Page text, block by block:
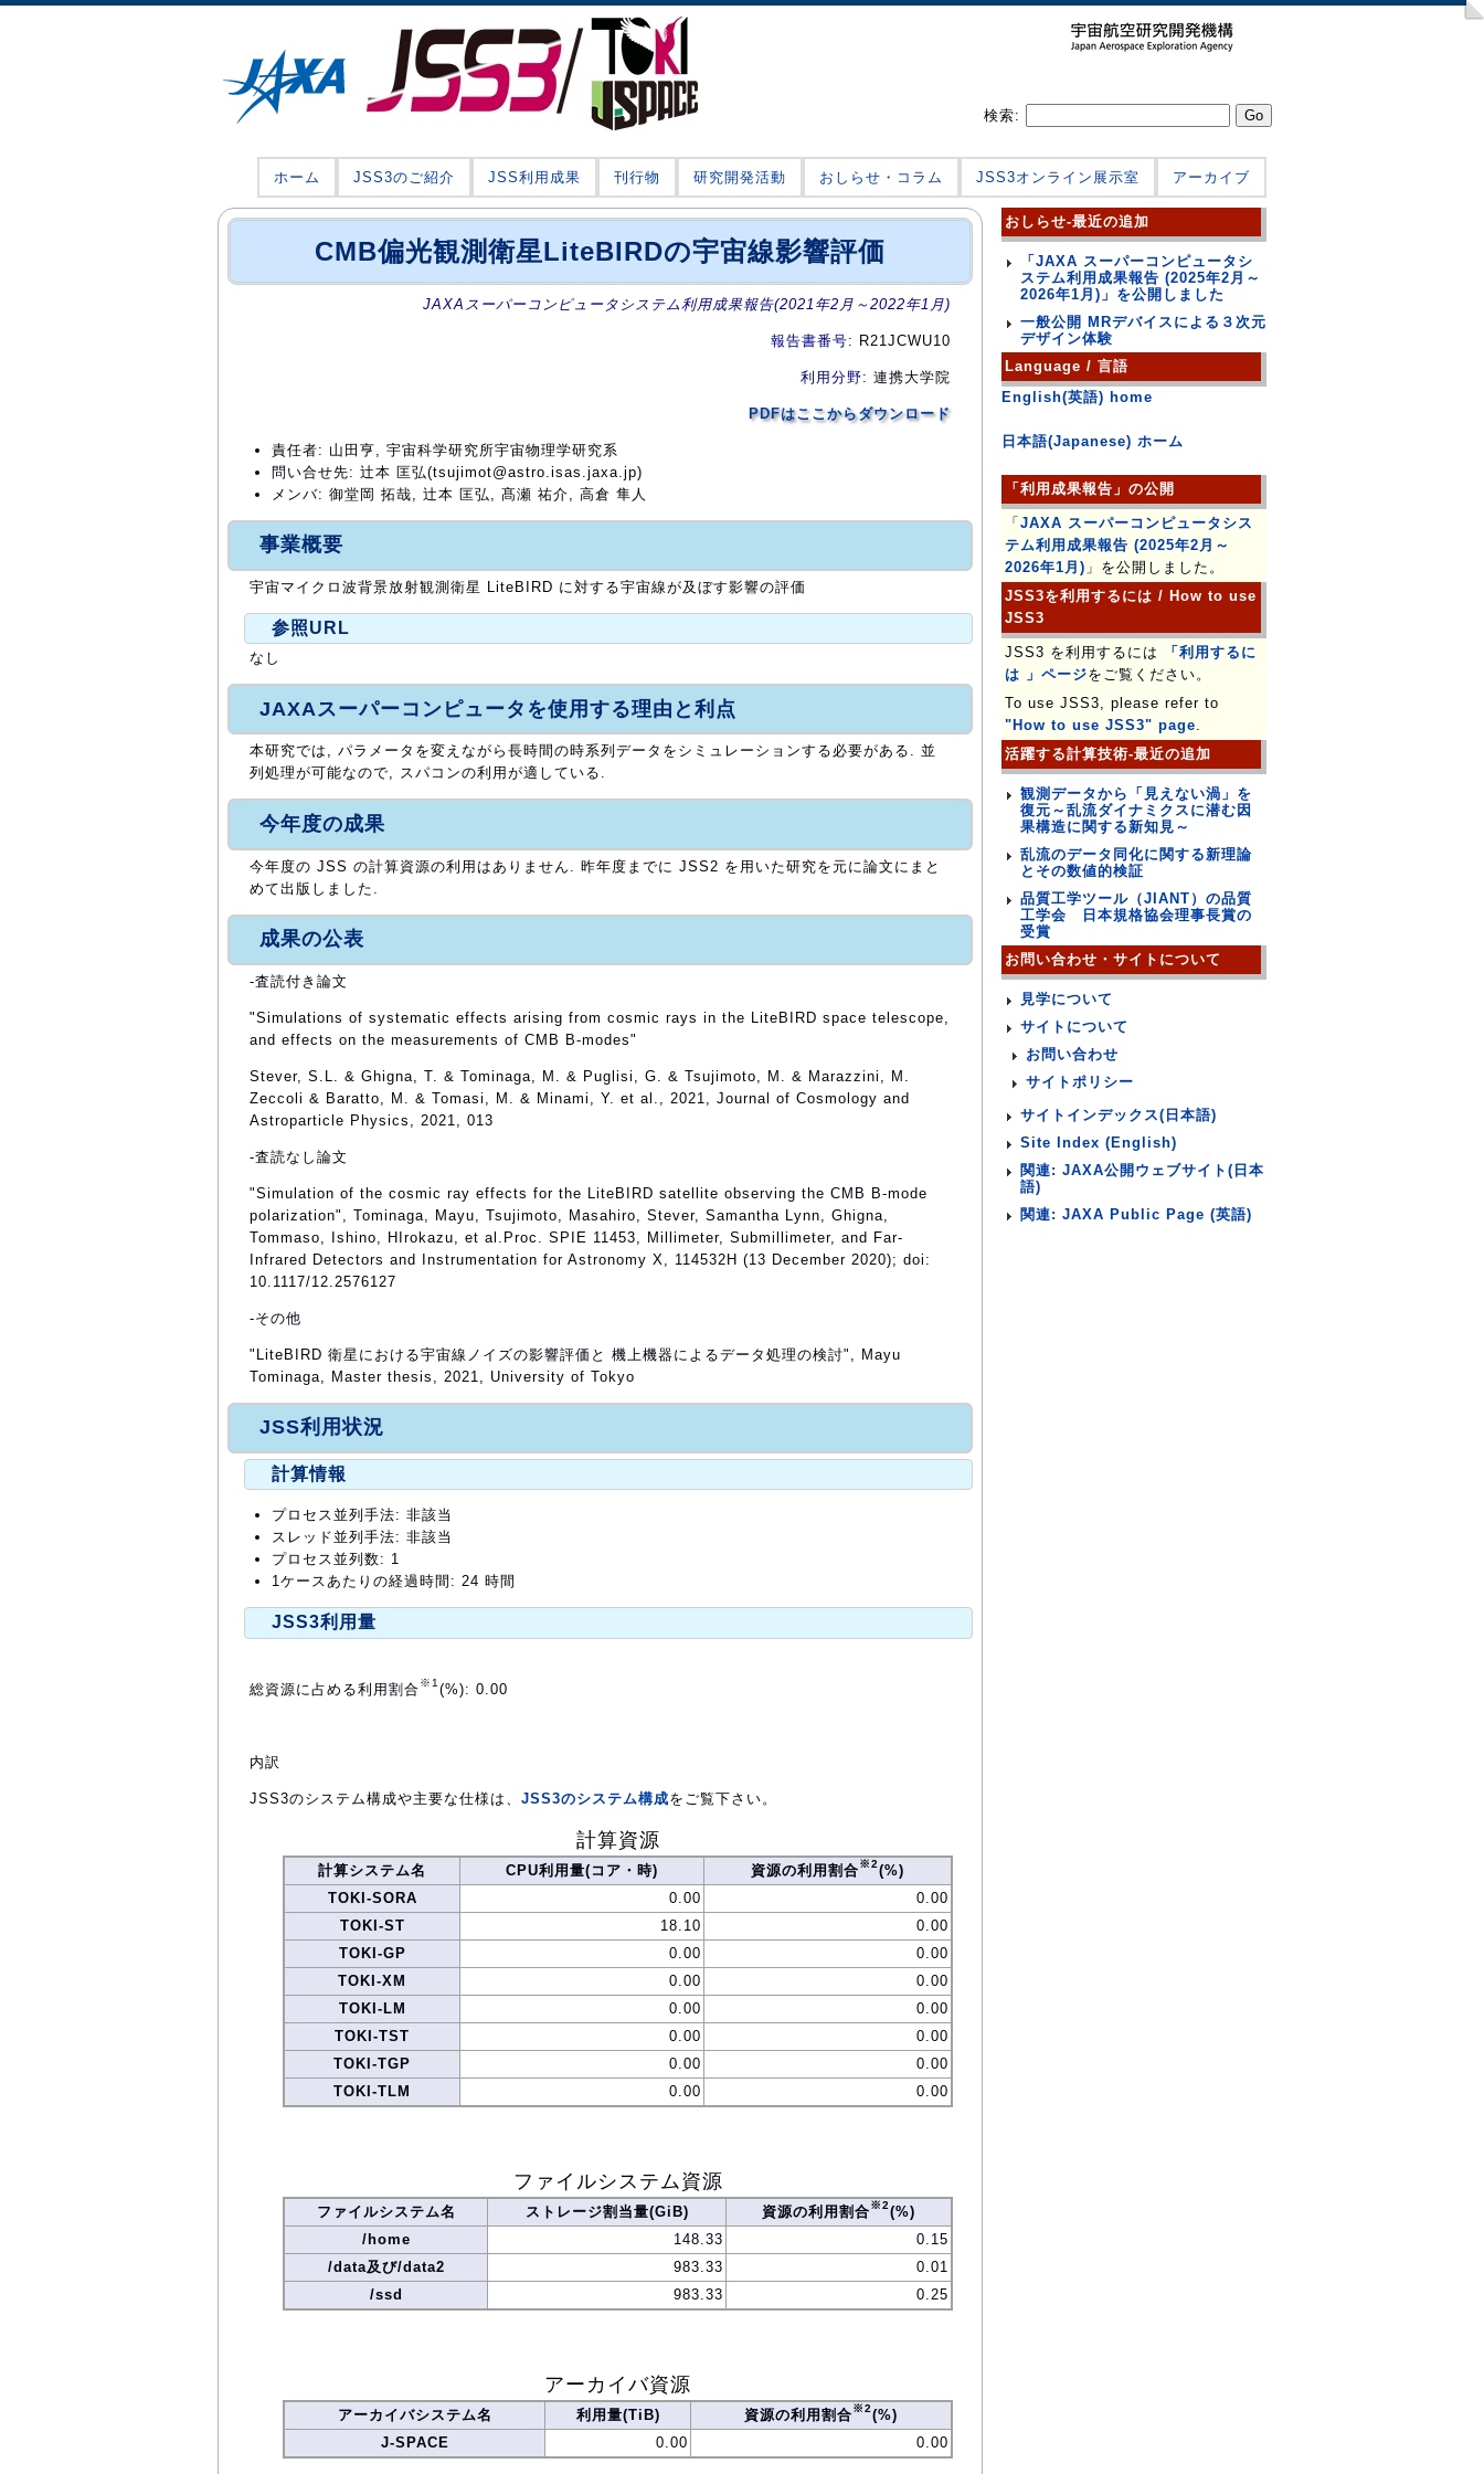
検索:
ホーム JSS3のご紹介 JSS利用成果 刊行物 研究開発活動 おしらせ・コラム JSS3オンライン展示室 アーカイブ
CMB偏光観測衛星LiteBIRDの宇宙線影響評価
JAXAスーパーコンピュータシステム利用成果報告(2021年2月～2022年1月)
報告書番号: R21JCWU10
利用分野: 連携大学院
PDFはここからダウンロード
責任者: 山田亨, 宇宙科学研究所宇宙物理学研究系
問い合せ先: 辻本 匡弘(tsujimot@astro.isas.jaxa.jp)
メンバ: 御堂岡 拓哉, 辻本 匡弘, 髙瀬 祐介, 高倉 隼人
事業概要
宇宙マイクロ波背景放射観測衛星 LiteBIRD に対する宇宙線が及ぼす影響の評価
参照URL
なし
JAXAスーパーコンピュータを使用する理由と利点
本研究では, パラメータを変えながら長時間の時系列データをシミュレーションする必要がある. 並
列処理が可能なので, スパコンの利用が適している.
今年度の成果
今年度の JSS の計算資源の利用はありません. 昨年度までに JSS2 を用いた研究を元に論文にまと
めて出版しました.
成果の公表
-査読付き論文
"Simulations of systematic effects arising from cosmic rays in the LiteBIRD space telescope,
and effects on the measurements of CMB B-modes"
Stever, S.L. & Ghigna, T. & Tominaga, M. & Puglisi, G. & Tsujimoto, M. & Marazzini, M.
Zeccoli & Baratto, M. & Tomasi, M. & Minami, Y. et al., 2021, Journal of Cosmology and
Astroparticle Physics, 2021, 013
-査読なし論文
"Simulation of the cosmic ray effects for the LiteBIRD satellite observing the CMB B-mode
polarization", Tominaga, Mayu, Tsujimoto, Masahiro, Stever, Samantha Lynn, Ghigna,
Tommaso, Ishino, HIrokazu, et al.Proc. SPIE 11453, Millimeter, Submillimeter, and Far-
Infrared Detectors and Instrumentation for Astronomy X, 114532H (13 December 2020); doi:
10.1117/12.2576127
-その他
"LiteBIRD 衛星における宇宙線ノイズの影響評価と 機上機器によるデータ処理の検討", Mayu
Tominaga, Master thesis, 2021, University of Tokyo
JSS利用状況
計算情報
プロセス並列手法: 非該当
スレッド並列手法: 非該当
プロセス並列数: 1
1ケースあたりの経過時間: 24 時間
JSS3利用量
総資源に占める利用割合※1 (%): 0.00
内訳
JSS3のシステム構成や主要な仕様は、 JSS3のシステム構成をご覧下さい。
計算資源
計算システム名 CPU利用量(コア・時) 資源の利用割合※2(%)
TOKI-SORA
0.00
0.00
TOKI-ST
18.10
0.00
TOKI-GP
0.00
0.00
TOKI-XM
0.00
0.00
TOKI-LM
0.00
0.00
TOKI-TST
0.00
0.00
TOKI-TGP
0.00
0.00
TOKI-TLM
0.00 0.00
ファイルシステム資源
ファイルシステム名 ストレージ割当量(GiB) 資源の利用割合※2(%)
/home
148.33
0.15
/data及び/data2
983.33
0.01
/ssd
983.33 0.25
アーカイバ資源
アーカイバシステム名 利用量(TiB) 資源の利用割合※2(%)
J-SPACE
0.00 0.00
おしらせ-最近の追加
「JAXA スーパーコンピュータシ
ステム利用成果報告 (2025年2月～
2026年1月)」を公開しました
一般公開 MRデバイスによる３次元
デザイン体験
Language / 言語
English(英語) home
日本語(Japanese) ホーム
「利用成果報告」の公開
「 JAXA スーパーコンピュータシス
テム利用成果報告 (2025年2月～
2026年1月) 」を公開しました。
JSS3を利用するには / How to use
JSS3
JSS3 を利用するには
「利用するに
は 」ページをご覧ください。
To use JSS3, please refer to
"How to use JSS3" page.
活躍する計算技術-最近の追加
観測データから「見えない渦」を
復元～乱流ダイナミクスに潜む因
果構造に関する新知見～
乱流のデータ同化に関する新理論
とその数値的検証
品質工学ツール（JIANT）の品質
工学会 日本規格協会理事長賞の
受賞
お問い合わせ・サイトについて
見学について
サイトについて
お問い合わせ
サイトポリシー
サイトインデックス(日本語)
Site Index (English)
関連: JAXA公開ウェブサイト(日本
語)
関連: JAXA Public Page (英語)